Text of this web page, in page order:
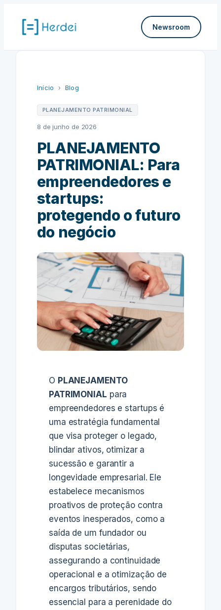
Newsroom
Início › Blog
PLANEJAMENTO PATRIMONIAL
8 de junho de 2026
PLANEJAMENTO
PATRIMONIAL: Para
empreendedores e
startups:
protegendo o futuro
do negócio
O PLANEJAMENTO
PATRIMONIAL para
empreendedores e startups é
uma estratégia fundamental
que visa proteger o legado,
blindar ativos, otimizar a
sucessão e garantir a
longevidade empresarial. Ele
estabelece mecanismos
proativos de proteção contra
eventos inesperados, como a
saída de um fundador ou
disputas societárias,
assegurando a continuidade
operacional e a otimização de
encargos tributários, sendo
essencial para a perenidade do